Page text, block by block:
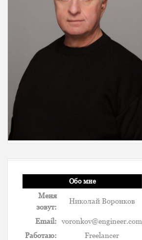
Обо мне
Меня
зовут:
Николай Воронков
Email:
voronkov@engineer.com
Работаю:
Freelancer